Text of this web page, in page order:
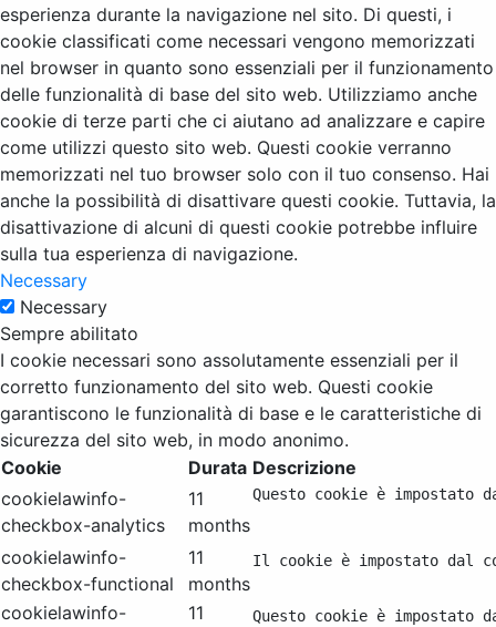
esperienza durante la navigazione nel sito. Di questi, i
cookie classificati come necessari vengono memorizzati
nel browser in quanto sono essenziali per il funzionamento
delle funzionalità di base del sito web. Utilizziamo anche
cookie di terze parti che ci aiutano ad analizzare e capire
come utilizzi questo sito web. Questi cookie verranno
memorizzati nel tuo browser solo con il tuo consenso. Hai
anche la possibilità di disattivare questi cookie. Tuttavia, la
disattivazione di alcuni di questi cookie potrebbe influire
sulla tua esperienza di navigazione.
Necessary
Necessary
Sempre abilitato
I cookie necessari sono assolutamente essenziali per il
corretto funzionamento del sito web. Questi cookie
garantiscono le funzionalità di base e le caratteristiche di
sicurezza del sito web, in modo anonimo.
Cookie
Durata Descrizione
cookielawinfo-
checkbox-analytics
11
months
Questo cookie è
cookielawinfo-
checkbox-functional
11
months
Il cookie è impostato dal
cookielawinfo-
11
Questo cookie è impostato